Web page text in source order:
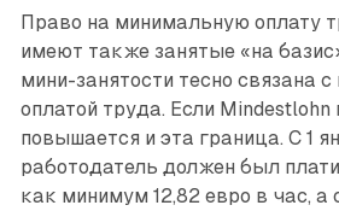
Право на минимальную оплату
имеют также занятые «на
мини-занятости тесно связана
оплатой труда. Если Mindestlohn
повышается и эта граница. С 1
работодатель должен был
как минимум 12,82 евро в час, а